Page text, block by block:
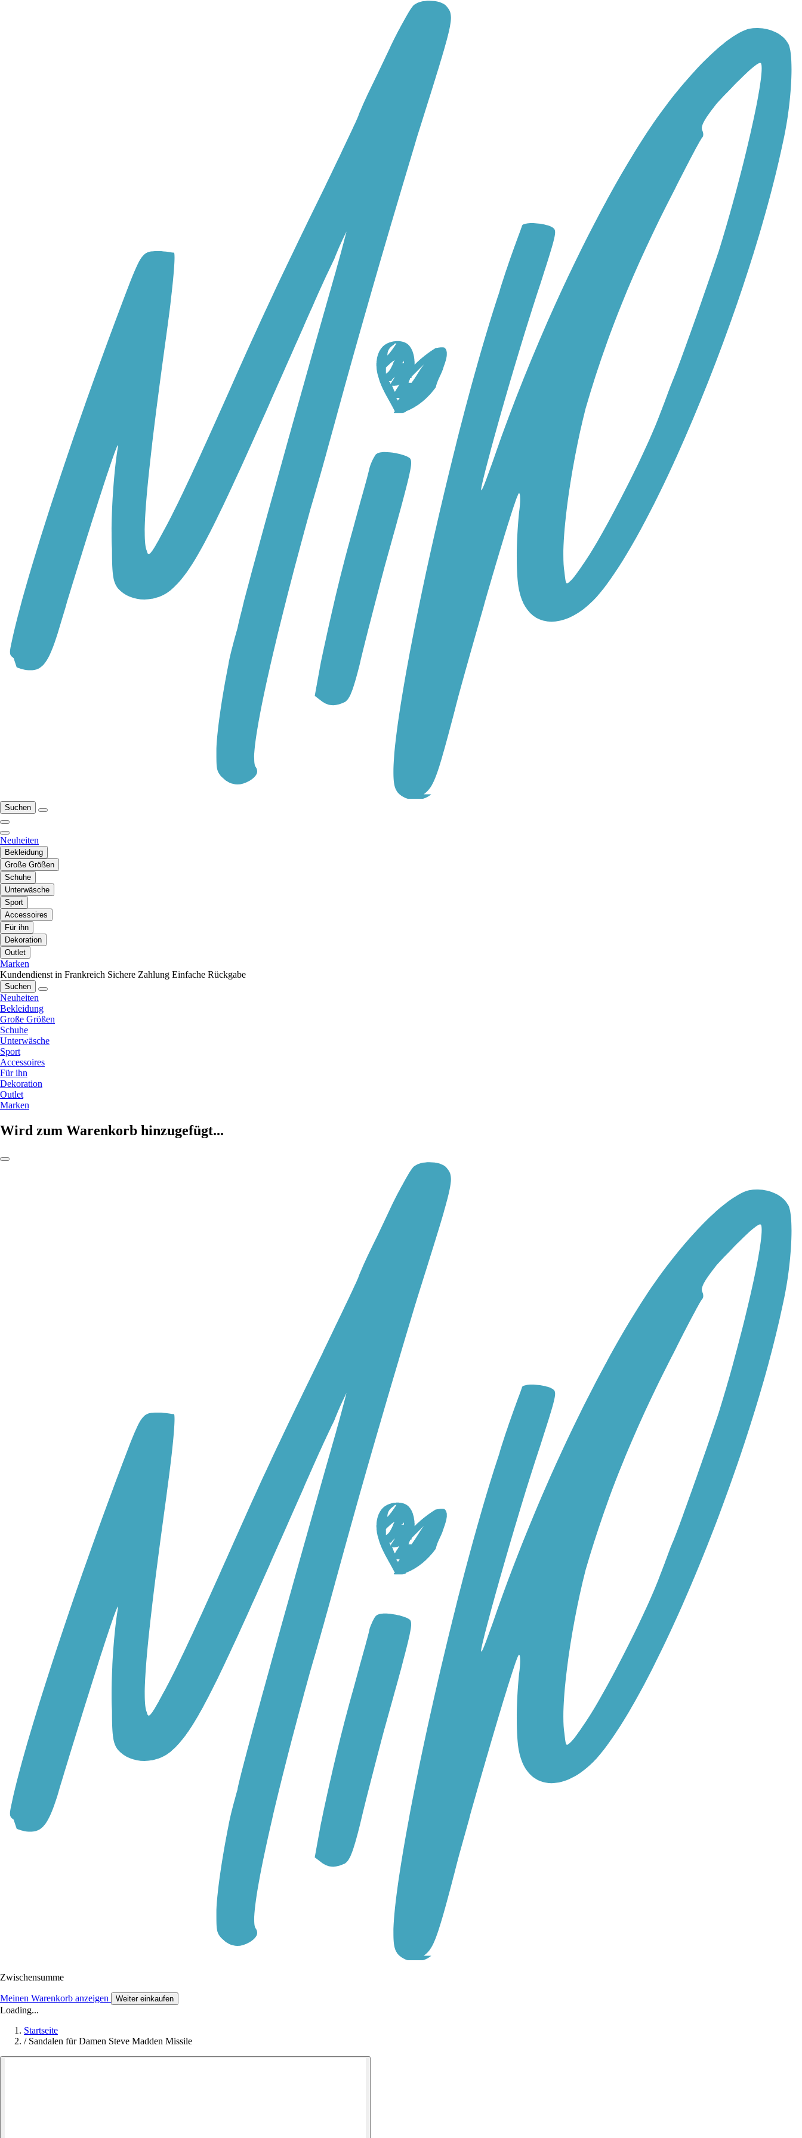
Suchen
Neuheiten
Bekleidung
Große Größen
Schuhe
Unterwäsche
Sport
Accessoires
Für ihn
Dekoration
Outlet
Marken
Kundendienst in Frankreich Sichere Zahlung Einfache Rückgabe
Suchen
Neuheiten
Bekleidung
Große Größen
Schuhe
Unterwäsche
Sport
Accessoires
Für ihn
Dekoration
Outlet
Marken
Wird zum Warenkorb hinzugefügt...
Zwischensumme
Meinen Warenkorb anzeigen Weiter einkaufen
Loading...
Startseite
/ Sandalen für Damen Steve Madden Missile